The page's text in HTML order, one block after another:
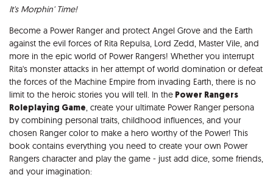
Opis
It's Morphin' Time!
Become a Power Ranger and protect Angel Grove and the Earth
against the evil forces of Rita Repulsa, Lord Zedd, Master Vile, and
more in the epic world of Power Rangers! Whether you interrupt
Rita's monster attacks in her attempt of world domination or defeat
the forces of the Machine Empire from invading Earth, there is no
limit to the heroic stories you will tell. In the Power Rangers
Roleplaying Game, create your ultimate Power Ranger persona
by combining personal traits, childhood influences, and your
chosen Ranger color to make a hero worthy of the Power! This
book contains everything you need to create your own Power
Rangers character and play the game - just add dice, some friends,
and your imagination: